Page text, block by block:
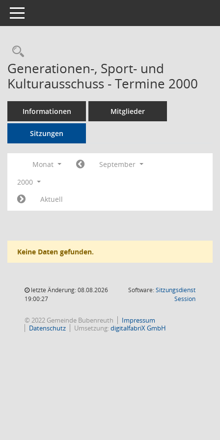
Toggle navigation
Rechercheauswahl
Generationen-, Sport- und
Kulturausschuss - Termine 2000
Informationen Mitglieder
Sitzungen
Monat
September
2000
Aktuell
Keine Daten gefunden.
letzte Änderung: 08.08.2026
19:00:27
Software:Sitzungsdienst
Session(Wird in
© 2022 Gemeinde Bubenreuth
Impressum
Datenschutz
Umsetzung:digitalfabriX GmbH